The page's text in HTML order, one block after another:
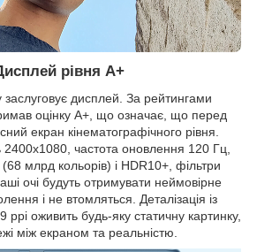
рівня А+
заслуговує дисплей. За рейтингами
оцінку A+, що означає, що перед
екран кінематографічного рівня.
2400x1080, частота оновлення 120 Гц,
млрд кольорів) і HDR10+, фільтри
очі будуть отримувати неймовірне
і не втомляться. Деталізація із
ppi оживить будь-яку статичну картинку,
між екраном та реальністю.